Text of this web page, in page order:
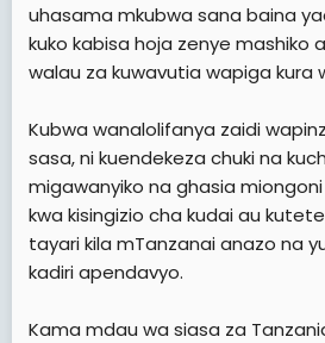
uhasama mkubwa sana baina
kuko kabisa hoja zenye mashiko
walau za kuwavutia wapiga kura
Kubwa wanalolifanya zaidi
sasa, ni kuendekeza chuki na
migawanyiko na ghasia
kwa kisingizio cha kudai au
tayari kila mTanzanai anazo na
kadiri apendavyo.
Kama mdau wa siasa za